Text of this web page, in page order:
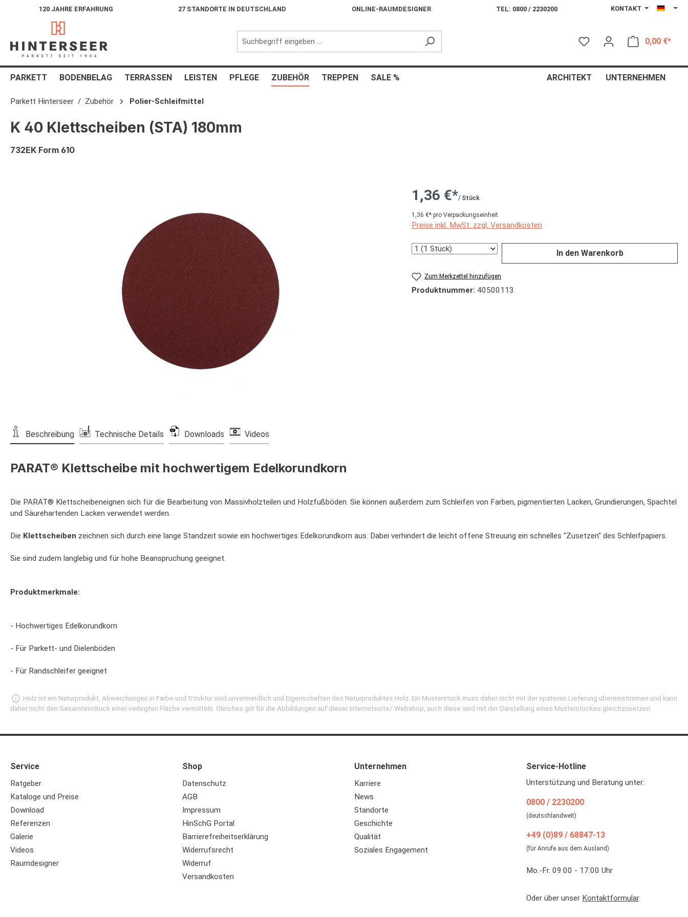
Zur Hauptnavigation springen
120 JAHRE ERFAHRUNG 27 STANDORTE IN DEUTSCHLAND ONLINE-RAUMDESIGNER TEL: 0800 / 2230200 KONTAKT
0,00 €*
PARKETT BODENBELAG TERRASSEN LEISTEN PFLEGE ZUBEHÖR TREPPEN SALE % ARCHITEKT UNTERNEHMEN
Parkett Hinterseer Zubehör Polier-Schleifmittel
K 40 Klettscheiben (STA) 180mm
732EK Form 610
1,36 €*/ Stück
1,36 €* pro Verpackungseinheit
Preise inkl. MwSt. zzgl. Versandkosten
Anzahl In den Warenkorb
Zum Merkzettel hinzufügen
Produktnummer: 40500113
Beschreibung Technische Details Downloads Videos
PARAT® Klettscheibe mit hochwertigem Edelkorundkorn
Die PARAT® Klettscheibeneignen sich für die Bearbeitung von Massivholzteilen und Holzfußböden. Sie können außerdem zum Schleifen von Farben, pigmentierten Lacken, Grundierungen, Spachtel
und Säurehartenden Lacken verwendet werden.
Die Klettscheiben zeichnen sich durch eine lange Standzeit sowie ein hochwertiges Edelkorundkorn aus. Dabei verhindert die leicht offene Streuung ein schnelles "Zusetzen" des Schleifpapiers.
Sie sind zudem langlebig und für hohe Beanspruchung geeignet.
Produktmerkmale:
- Hochwertiges Edelkorundkorn
- Für Parkett- und Dielenböden
- Für Randschleifer geeignet
Holz ist ein Naturprodukt, Abweichungen in Farbe und Struktur sind unvermeidlich und Eigenschaften des Naturproduktes Holz. Ein Musterstück muss daher nicht mit der späteren Lieferung übereinstimmen und kann
daher nicht den Gesamteindruck einer verlegten Fläche vermitteln. Gleiches gilt für die Abbildungen auf dieser Internetseite/ Webshop, auch diese sind mit der Darstellung eines Musterstückes gleichzusetzen.
Service
Ratgeber
Kataloge und Preise
Download
Referenzen
Galerie
Videos
Raumdesigner
Shop
Datenschutz
AGB
Impressum
HinSchG Portal
Barrierefreiheitserklärung
Widerrufsrecht
Widerruf
Versandkosten
Unternehmen
Karriere
News
Standorte
Geschichte
Qualität
Soziales Engagement
Service-Hotline
Unterstützung und Beratung unter:
0800 / 2230200
(deutschlandweit)
+49 (0)89 / 68847-13
(für Anrufe aus dem Ausland)
Mo.-Fr. 09:00 - 17:00 Uhr
Oder über unser Kontaktformular.